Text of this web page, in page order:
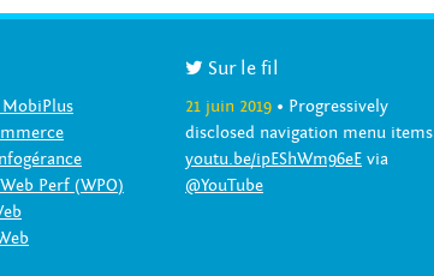
Perf (WPO)
 Sur le fil
21 juin 2019 • Progressively
disclosed navigation menu items
youtu.be/ipEShWm96eE via
@YouTube